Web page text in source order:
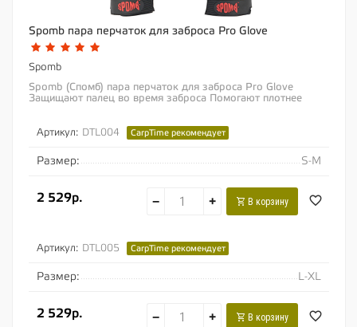
Spomb пара перчаток для заброса Pro Glove
Spomb
Spomb (Спомб) пара перчаток для заброса Pro Glove
Защищают палец во время заброса Помогают плотнее
Артикул: DTL004 CarpTime рекомендует
Размер: S-M
2 529р. − + В корзину
Артикул: DTL005 CarpTime рекомендует
Размер: L-XL
2 529р. − + В корзину